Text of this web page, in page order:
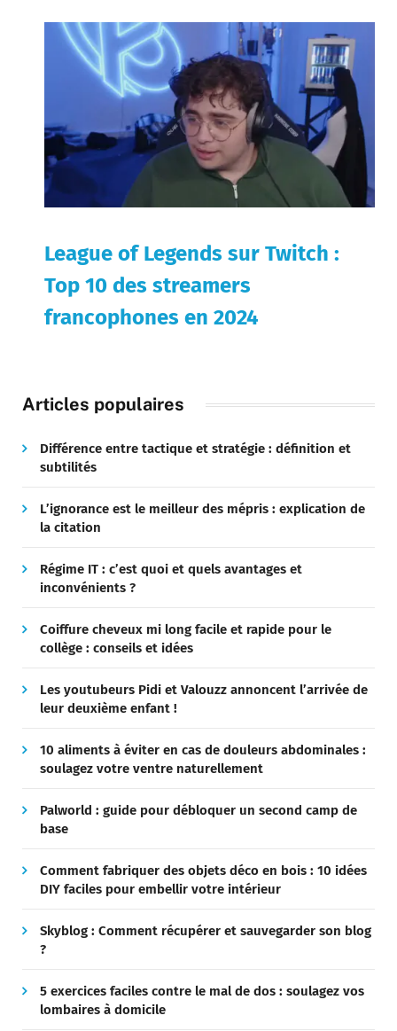
League of Legends sur Twitch :
Top 10 des streamers
francophones en 2024
Articles populaires
Différence entre tactique et stratégie : définition et
subtilités
L’ignorance est le meilleur des mépris : explication de
la citation
Régime IT : c’est quoi et quels avantages et
inconvénients ?
Coiffure cheveux mi long facile et rapide pour le
collège : conseils et idées
Les youtubeurs Pidi et Valouzz annoncent l’arrivée de
leur deuxième enfant !
10 aliments à éviter en cas de douleurs abdominales :
soulagez votre ventre naturellement
Palworld : guide pour débloquer un second camp de
base
Comment fabriquer des objets déco en bois : 10 idées
DIY faciles pour embellir votre intérieur
Skyblog : Comment récupérer et sauvegarder son blog
?
5 exercices faciles contre le mal de dos : soulagez vos
lombaires à domicile